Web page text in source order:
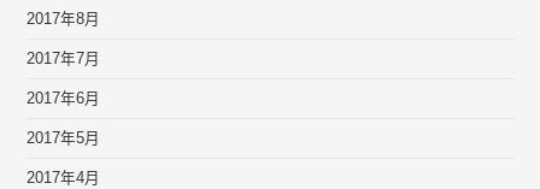
2017年8月
2017年7月
2017年6月
2017年5月
2017年4月